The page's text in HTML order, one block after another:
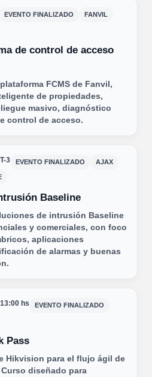
EVENTO FINALIZADO FANVIL
de control de acceso
FCMS de Fanvil,
de propiedades,
masivo, diagnóstico
control de acceso.
3 EVENTO FINALIZADO AJAX
Baseline
de intrusión Baseline
y comerciales, con foco
aplicaciones
de alarmas y buenas
hs EVENTO FINALIZADO
Pass
Hikvision para el flujo ágil de
diseñado para